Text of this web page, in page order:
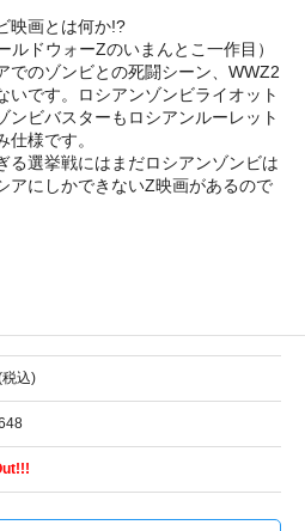
映画とは何か!?
ルドウォーZのいまんとこ一作目）
でのゾンビとの死闘シーン、WWZ2
いです。ロシアンゾンビライオット
ンビバスターもロシアンルーレット
様です。
る選挙戦にはまだロシアンゾンビは
アにしかできないZ映画があるので
込)